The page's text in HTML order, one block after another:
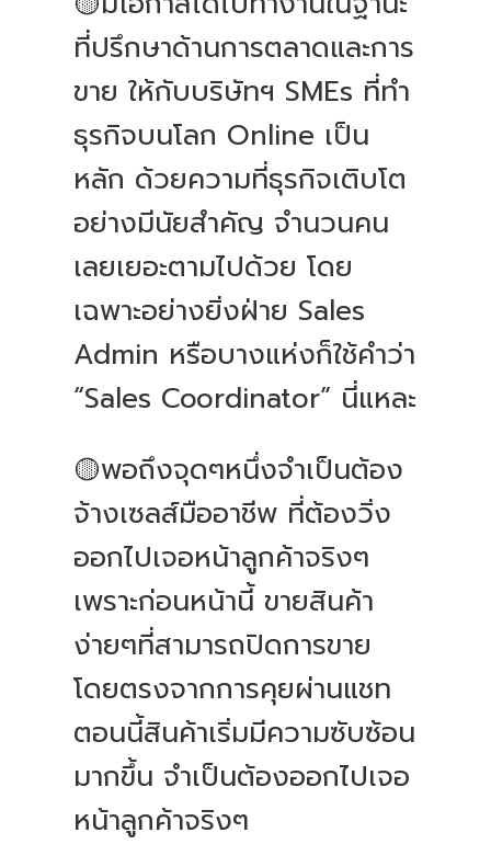
ที่ปรึกษาด้านการตลาดและการ
ขาย ให้กับบริษัทฯ SMEs ที่ทำ
ธุรกิจบนโลก Online เป็น
หลัก ด้วยความที่ธุรกิจเติบโต
อย่างมีนัยสำคัญ จำนวนคน
เลยเยอะตามไปด้วย โดย
เฉพาะอย่างยิ่งฝ่าย Sales
Admin หรือบางแห่งก็ใช้คำว่า
“Sales Coordinator” นี่แหละ
🟡พอถึงจุดๆหนึ่งจำเป็นต้อง
จ้างเซลส์มืออาชีพ ที่ต้องวิ่ง
ออกไปเจอหน้าลูกค้าจริงๆ
เพราะก่อนหน้านี้ ขายสินค้า
ง่ายๆที่สามารถปิดการขาย
โดยตรงจากการคุยผ่านแชท
ตอนนี้สินค้าเริ่มมีความซับซ้อน
มากขึ้น จำเป็นต้องออกไปเจอ
หน้าลูกค้าจริงๆ